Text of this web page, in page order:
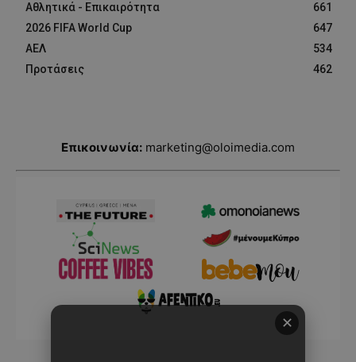
Αθλητικά - Επικαιρότητα
661
2026 FIFA World Cup
647
ΑΕΛ
534
Προτάσεις
462
Επικοινωνία: marketing@oloimedia.com
✕